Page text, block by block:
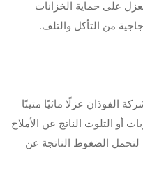
على حماية الخزانات
من التأكل والتلف.
الفوذان عزلًا مائيًا متينًا
أو التلوث الناتج عن الأملاح
لتحمل الضغوط الناتجة عن